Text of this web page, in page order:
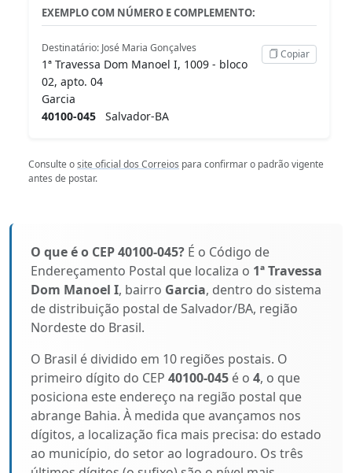
EXEMPLO COM NÚMERO E COMPLEMENTO:
Destinatário: José Maria Gonçalves
1ª Travessa Dom Manoel I, 1009 - bloco
02, apto. 04
Garcia
40100-045 Salvador-BA
Copiar
Consulte osite oficial dos Correios para confirmar o padrão vigente
antes de postar.
O que é o CEP 40100-045? É o Código de
Endereçamento Postal que localiza o 1ª Travessa
Dom Manoel I, bairro Garcia, dentro do sistema
de distribuição postal de Salvador/BA, região
Nordeste do Brasil.
O Brasil é dividido em 10 regiões postais. O
primeiro dígito do CEP 40100-045 é o 4, o que
posiciona este endereço na região postal que
abrange Bahia. À medida que avançamos nos
dígitos, a localização fica mais precisa: do estado
ao município, do setor ao logradouro. Os três